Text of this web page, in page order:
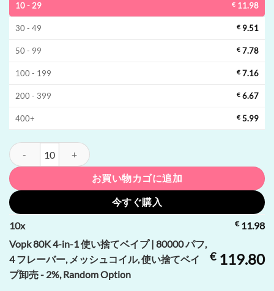
10 - 29 € 11.98
30 - 49 € 9.51
50 - 99 € 7.78
100 - 199 € 7.16
200 - 399 € 6.67
400+ € 5.99
Vopk 80K 4-in-1 使い捨てベイプ | 80000 パフ, 4 フレーバー, メッシ
お買い物カゴに追加
今すぐ購入
10x €11.98
Vopk 80K 4-in-1 使い捨てベイプ | 80000 パフ,
4 フレーバー, メッシュコイル, 使い捨てベイ
プ卸売 - 2%, Random Option
€119.80